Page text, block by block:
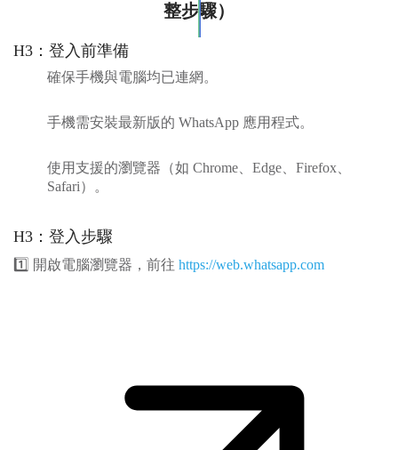
整步驟）
H3：登入前準備
確保手機與電腦均已連網。
手機需安裝最新版的 WhatsApp 應用程式。
使用支援的瀏覽器（如 Chrome、Edge、Firefox、
Safari）。
H3：登入步驟
1️⃣ 開啟電腦瀏覽器，前往 https://web.whatsapp.com